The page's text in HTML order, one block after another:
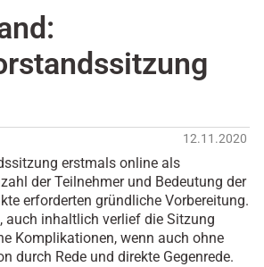
12.11.2020
erstmals online als
der Teilnehmer und Bedeutung der
erforderten gründliche Vorbereitung.
auch inhaltlich verlief die Sitzung
Komplikationen, wenn auch ohne
durch Rede und direkte Gegenrede.